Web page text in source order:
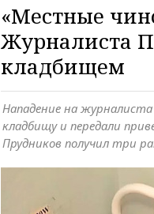
«Местные
Журналиста
кладбищем
Нападение на журналиста
кладбищу и передали
Прудников получил три